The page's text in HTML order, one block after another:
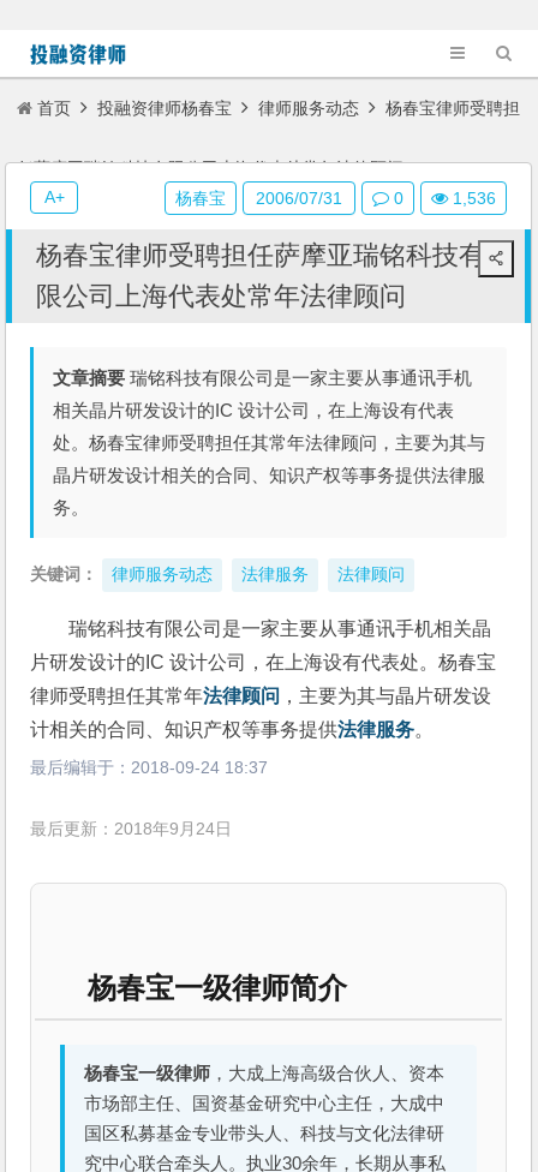
首页 投融资律师杨春宝 律师服务动态 杨春宝律师受聘担
任萨摩亚瑞铭科技有限公司上海代表处常年法律顾问
杨春宝律师受聘担任萨摩亚瑞铭科技有
限公司上海代表处常年法律顾问
文章摘要 瑞铭科技有限公司是一家主要从事通讯手机
相关晶片研发设计的IC 设计公司，在上海设有代表
处。杨春宝律师受聘担任其常年法律顾问，主要为其与
晶片研发设计相关的合同、知识产权等事务提供法律服
务。
关键词： 律师服务动态 法律服务 法律顾问
瑞铭科技有限公司是一家主要从事通讯手机相关晶
片研发设计的IC 设计公司，在上海设有代表处。杨春宝
律师受聘担任其常年法律顾问 ，主要为其与晶片研发设
计相关的合同、知识产权等事务提供法律服务。
最后编辑于： 2018-09-24 18:37
最后更新：2018年9月24日
杨春宝一级律师简介
杨春宝一级律师 ，大成上海高级合伙人、资本
市场部主任、国资基金研究中心主任，大成中
国区私募基金专业带头人、科技与文化法律研
究中心联合牵头人。执业30余年，长期从事私
杨春宝 2006/07/31 0 1,536
A+